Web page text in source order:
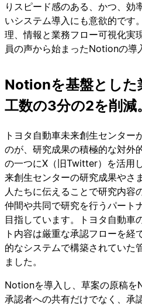
りスピード感のある、かつ、効
いシステム導入にも意欲的です
理、情報と業務フロー可視化実
員の声から始まったNotionの導
Notionを基盤とした
工数の3分の2を削減。
トヨタ自動車未来創生センター
のが、研究成果の積極的な対外
の一つにX（旧Twitter）を活用
来創生センターの研究成果やさ
人たちに伝えることで研究内容
仲間や共同で研究を行うパート
目指しています。トヨタ自動車
ト内容は厳重な承認フローを経
的なシステムで構築されていた
ました。
Notionを導入し、草案の原稿
承認者への共有だけでなく、承